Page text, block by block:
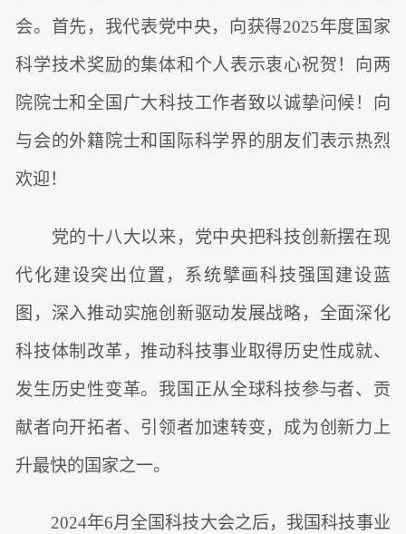
会。首先，我代表党中央，向获得2025年度国家
科学技术奖励的集体和个人表示衷心祝贺！向两
院院士和全国广大科技工作者致以诚挚问候！向
与会的外籍院士和国际科学界的朋友们表示热烈
欢迎！
党的十八大以来，党中央把科技创新摆在现
代化建设突出位置，系统擘画科技强国建设蓝
图，深入推动实施创新驱动发展战略，全面深化
科技体制改革，推动科技事业取得历史性成就、
发生历史性变革。我国正从全球科技参与者、贡
献者向开拓者、引领者加速转变，成为创新力上
升最快的国家之一。
2024年6月全国科技大会之后，我国科技事业